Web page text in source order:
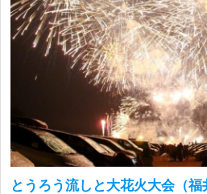
とうろう流しと大花火大会（